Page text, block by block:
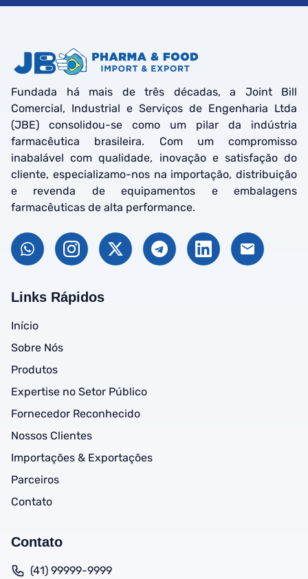
Fundada há mais de três décadas, a Joint Bill
Comercial, Industrial e Serviços de Engenharia Ltda
(JBE) consolidou-se como um pilar da indústria
farmacêutica brasileira. Com um compromisso
inabalável com qualidade, inovação e satisfação do
cliente, especializamo-nos na importação, distribuição
e revenda de equipamentos e embalagens
farmacêuticas de alta performance.
Links Rápidos
Início
Sobre Nós
Produtos
Expertise no Setor Público
Fornecedor Reconhecido
Nossos Clientes
Importações & Exportações
Parceiros
Contato
Contato
(41) 99999-9999